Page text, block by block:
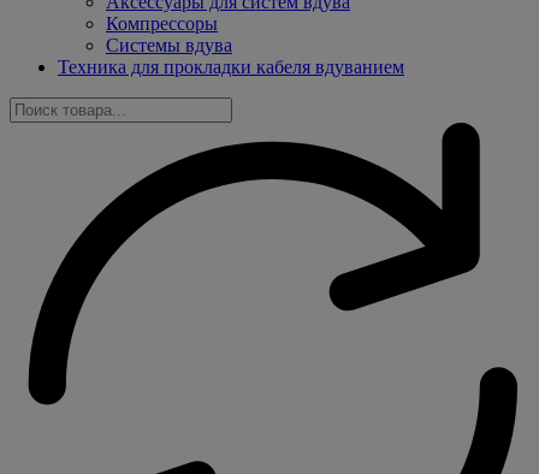
Компрессоры
Системы вдува
Техника для прокладки кабеля вдуванием